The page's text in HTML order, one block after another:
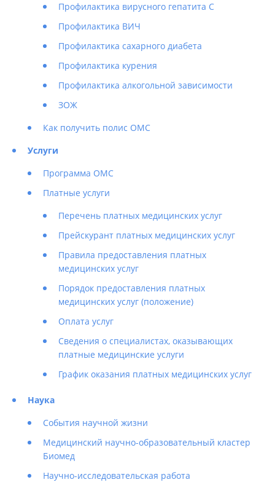
Профилактика вирусного гепатита С
Профилактика ВИЧ
Профилактика сахарного диабета
Профилактика курения
Профилактика алкогольной зависимости
ЗОЖ
Как получить полис ОМС
Услуги
Программа ОМС
Платные услуги
Перечень платных медицинских услуг
Прейскурант платных медицинских услуг
Правила предоставления платных
медицинских услуг
Порядок предоставления платных
медицинских услуг (положение)
Оплата услуг
Сведения о специалистах, оказывающих
платные медицинские услуги
График оказания платных медицинских услуг
Наука
События научной жизни
Медицинский научно-образовательный кластер
Биомед
Научно-исследовательская работа